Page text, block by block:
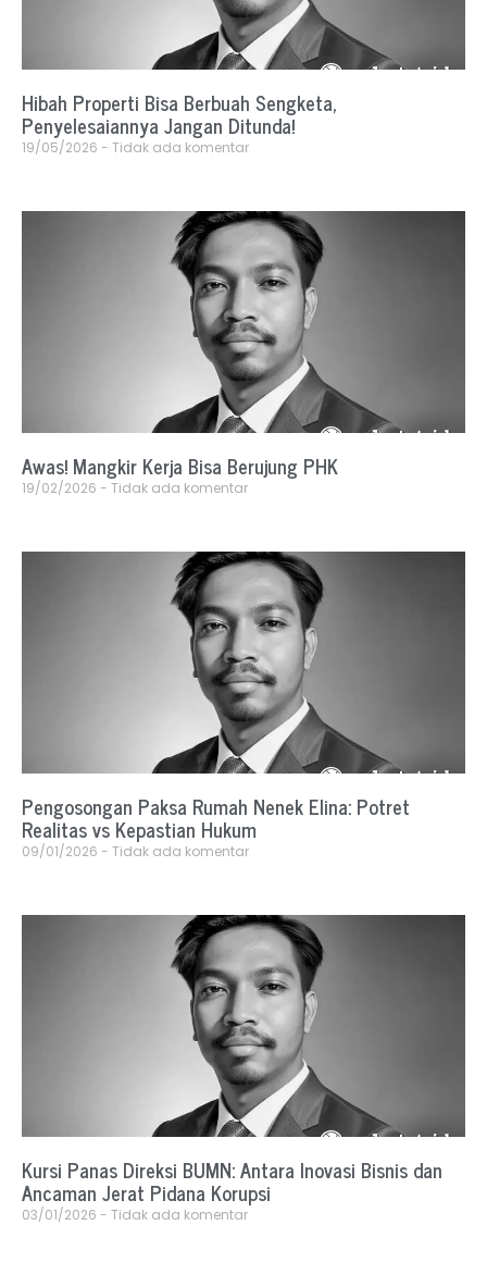
Hibah Properti Bisa Berbuah Sengketa,
Penyelesaiannya Jangan Ditunda!
19/05/2026 Tidak ada komentar
Awas! Mangkir Kerja Bisa Berujung PHK
19/02/2026 Tidak ada komentar
Pengosongan Paksa Rumah Nenek Elina: Potret
Realitas vs Kepastian Hukum
09/01/2026 Tidak ada komentar
Kursi Panas Direksi BUMN: Antara Inovasi Bisnis dan
Ancaman Jerat Pidana Korupsi
03/01/2026 Tidak ada komentar